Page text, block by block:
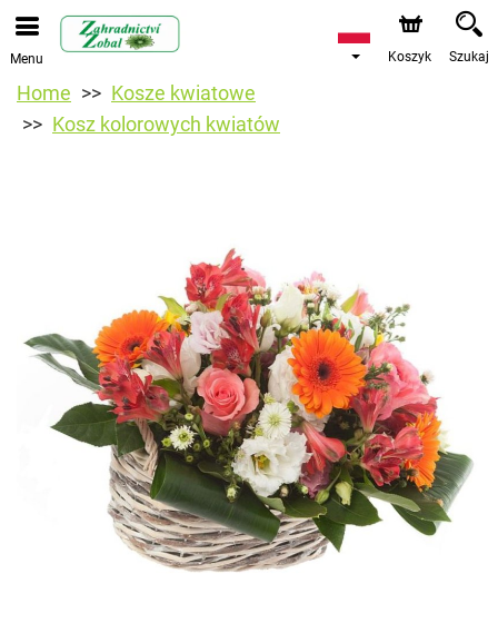
Menu Koszyk Szukaj
Home
Kosze kwiatowe
Kosz kolorowych kwiatów